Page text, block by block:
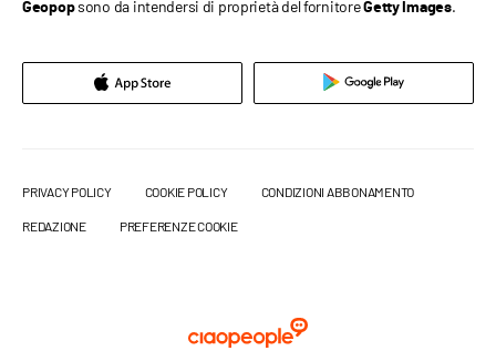
Geopopsono da intendersi di proprietà del fornitoreGetty Images.
PRIVACY POLICY COOKIE POLICY CONDIZIONI ABBONAMENTO
REDAZIONE PREFERENZE COOKIE